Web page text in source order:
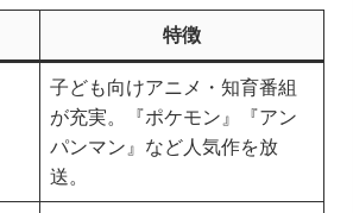
特徴
子ども向けアニメ・知育番組
が充実。『ポケモン』『アン
パンマン』など人気作を放
送。